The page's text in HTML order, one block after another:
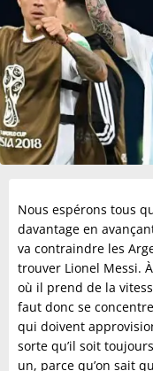
Nous espérons tous
davantage en
va contraindre les
trouver Lionel Messi.
où il prend de la
faut donc se
qui doivent
sorte qu’il soit
un, parce qu’on sait